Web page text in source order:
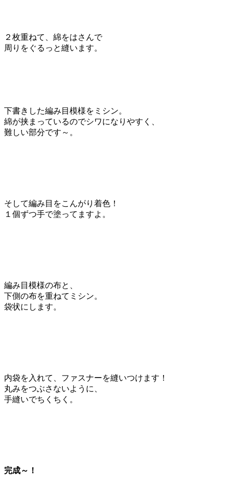
２枚重ねて、綿をはさんで
周りをぐるっと縫います。
下書きした編み目模様をミシン。
綿が挟まっているのでシワになりやすく、
難しい部分です～。
そして編み目をこんがり着色！
１個ずつ手で塗ってますよ。
編み目模様の布と、
下側の布を重ねてミシン。
袋状にします。
内袋を入れて、ファスナーを縫いつけます！
丸みをつぶさないように、
手縫いでちくちく。
完成～！